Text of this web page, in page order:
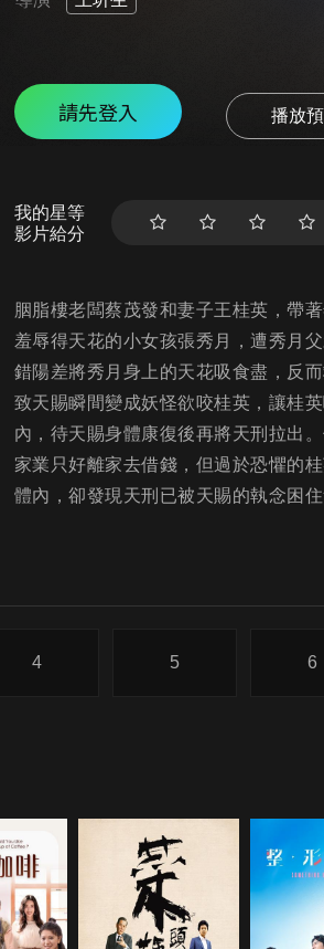
請先登入 播放
我的星等
影片給分
胭脂樓老闆蔡茂發和妻子王桂英，帶
羞辱得天花的小女孩張秀月，遭秀月
錯陽差將秀月身上的天花吸食盡，反
致天賜瞬間變成妖怪欲咬桂英，讓桂
內，待天賜身體康復後再將天刑拉出
家業只好離家去借錢，但過於恐懼的
體內，卻發現天刑已被天賜的執念困住
4 5 6